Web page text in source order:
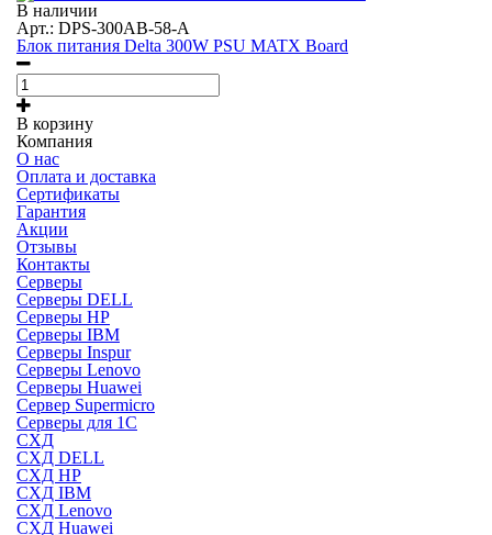
В наличии
Арт.: DPS-300AB-58-A
Блок питания Delta 300W PSU MATX Board
В корзину
Компания
О нас
Оплата и доставка
Сертификаты
Гарантия
Акции
Отзывы
Контакты
Серверы
Серверы DELL
Серверы HP
Серверы IBM
Серверы Inspur
Серверы Lenovo
Серверы Huawei
Сервер Supermicro
Серверы для 1C
СХД
СХД DELL
СХД HP
СХД IBM
СХД Lenovo
СХД Huawei